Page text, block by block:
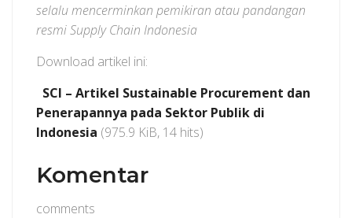
selalu mencerminkan pemikiran atau pandangan
resmi Supply Chain Indonesia
Download artikel ini:
SCI – Artikel Sustainable Procurement dan
Penerapannya pada Sektor Publik di
Indonesia (975.9 KiB, 14 hits)
Komentar
comments